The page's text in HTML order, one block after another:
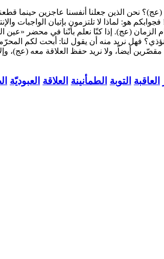
نحن الذين جعلنا أنفسنا عاجزين حينما
هو: لماذا لا تلتزمون بإتيان
الزمان (عج). إذا كنّا نعلم بأنّنا في محضر «عين
فهل نريد منه أن يقول لنا: أبحت لكم
أيضاً، ولا نريد حفظ العلاقة معه (عج)،
العاقبة التوبة الطمأنينة العلاقة العبوديّة